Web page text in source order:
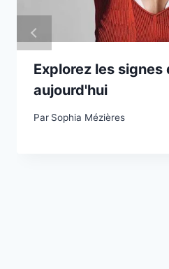
Explorez les signes
aujourd'hui
Par Sophia Mézières